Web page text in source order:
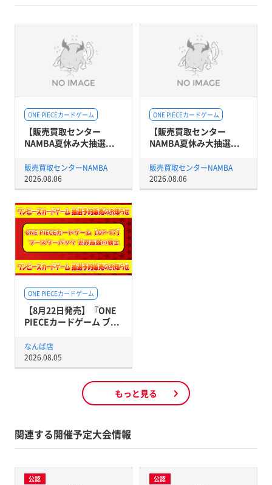
ONE PIECEカードゲーム
【販売買取センター
NAMBA夏休み大抽選...
販売買取センターNAMBA
2026.08.06
ONE PIECEカードゲーム
【販売買取センター
NAMBA夏休み大抽選...
販売買取センターNAMBA
2026.08.06
ONE PIECEカードゲーム
【8月22日発売】『ONE
PIECEカードゲーム ブ...
なんば店
2026.08.05
もっと見る
関連する開催予定大会情報
公認 公認